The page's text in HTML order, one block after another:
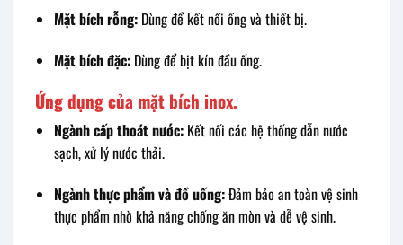
Mặt bích rỗng:Dùng để kết nối ống và thiết bị.
Mặt bích đặc:Dùng để bịt kín đầu ống.
Ứng dụng của mặt bích inox.
Ngành cấp thoát nước: Kết nối các hệ thống dẫn nước
sạch, xử lý nước thải.
Ngành thực phẩm và đồ uống:Đảm bảo an toàn vệ sinh
thực phẩm nhờ khả năng chống ăn mòn và dễ vệ sinh.